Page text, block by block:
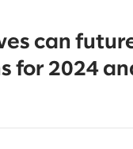
can
for 2024